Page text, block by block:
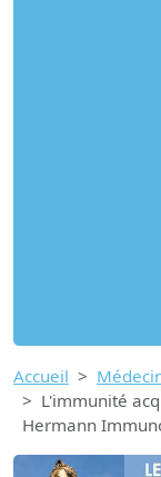
Accueil
L'immunité
Hermann